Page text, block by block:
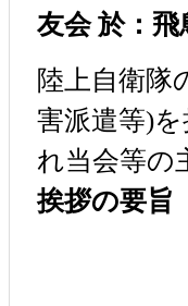
友会 於：飛
陸上自衛隊
害派遣等)
れ当会等の
挨拶の要旨